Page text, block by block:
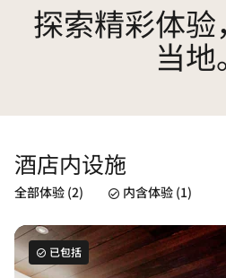
探索精彩体
当地。
酒店内设施
全部体验 (2) 内含体验 (1)
已包括